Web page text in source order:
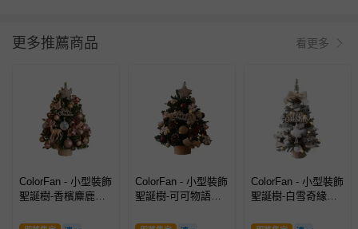
更多推薦商品 看更多
ColorFan - 小型裝飾
聖誕樹-香檳麋鹿
ColorFan - 小型裝飾
聖誕樹-可可物語
ColorFan - 小型裝飾
聖誕樹-白雪奇緣